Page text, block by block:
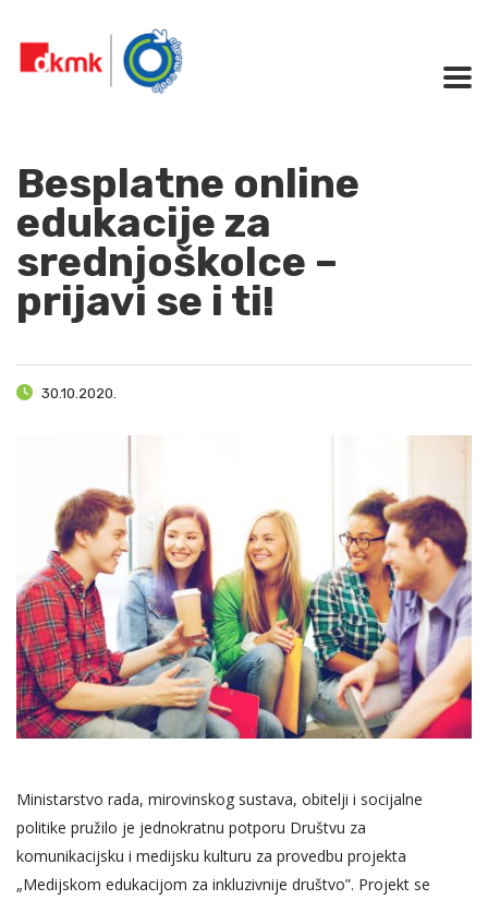
Besplatne online
edukacije za
srednjoškolce –
prijavi se i ti!
30.10.2020.
Ministarstvo rada, mirovinskog sustava, obitelji i socijalne
politike pružilo je jednokratnu potporu Društvu za
komunikacijsku i medijsku kulturu za provedbu projekta
„Medijskom edukacijom za inkluzivnije društvo”. Projekt se